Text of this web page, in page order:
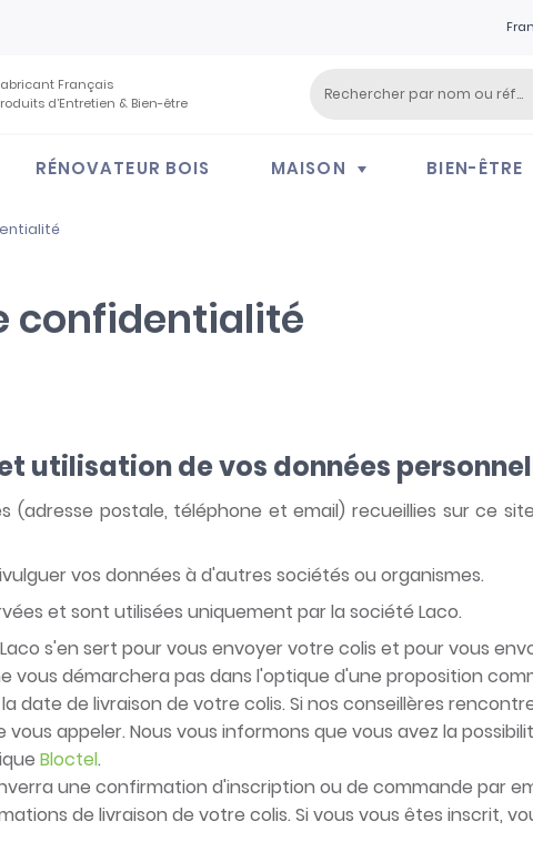
Français
d’Entretien & Bien-être
RÉNOVATEUR BOIS MAISON BIEN-ÊTRE
confidentialité
utilisation de vos données
(adresse postale, téléphone et email) recueillies sur ce
vos données à d'autres sociétés ou organismes.
et sont utilisées uniquement par la société Laco.
s'en sert pour vous envoyer votre colis et pour vous
vous démarchera pas dans l'optique d'une proposition
date de livraison de votre colis. Si nos conseillères
appeler. Nous vous informons que vous avez la
Bloctel.
une confirmation d'inscription ou de commande par
de livraison de votre colis. Si vous vous êtes inscrit,